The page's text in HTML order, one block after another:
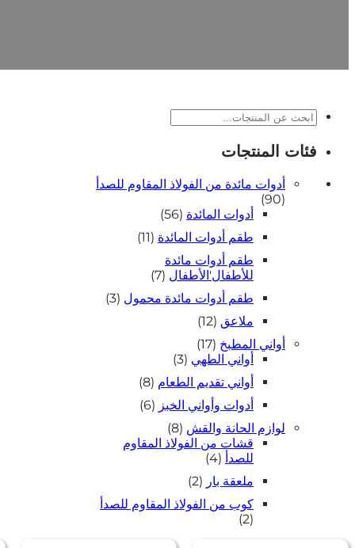
بحث
فئات المنتجات
أدوات مائدة من الفولاذ المقاوم للصدأ
90
90
منتجأدوات المائدة 56
56
منتج
طقم أدوات المائدة 11
11
طقم أدوات مائدة
للأطفال'الأطفال 7
7
منتجات
طقم أدوات مائدة محمول 3
3
ملاعق 12
12
منتج
أواني المطبخ 17
17
منتجأواني الطهي 3
3
منتجات
أواني تقديم الطعام 8
8
منتجات
أدوات وأواني الخبز 6
6
لوازم الحانة والقش 8
8
منتجات
قشات من الفولاذ المقاوم
للصدأ 4
4
منتجات
ملعقة بار 2
2
منتجات
2
كوب من الفولاذ المقاوم للصدأ
2
2